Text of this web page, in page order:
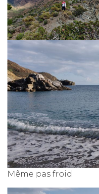
Même pas froid